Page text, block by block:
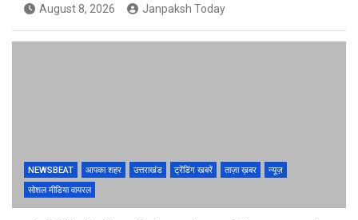
August 8, 2026 Janpaksh Today
NEWSBEAT आपका शहर उत्तराखंड ट्रेंडिंग खबरें ताज़ा ख़बर
न्यूज़
सोशल मीडिया वायरल